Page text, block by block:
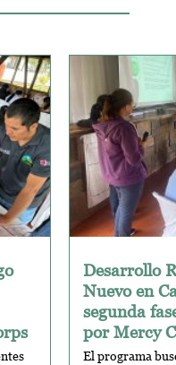
Desarrollo
Nuevo en
segunda
por Mercy
El programa